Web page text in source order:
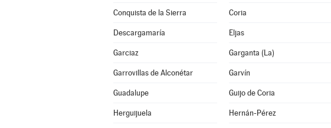
Conquista de la Sierra Coria
Descargamaría Eljas
Garciaz Garganta (La)
Garrovillas de Alconétar Garvín
Guadalupe Guijo de Coria
Herguijuela Hernán-Pérez